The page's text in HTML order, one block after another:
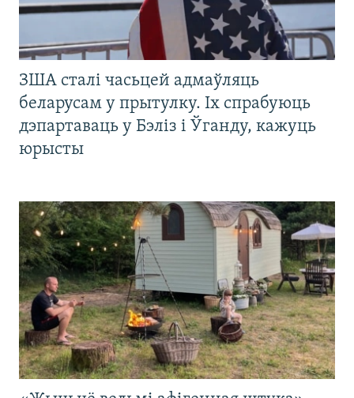
ЗША сталі часьцей адмаўляць
беларусам у прытулку. Іх спрабуюць
дэпартаваць у Бэліз і Ўганду, кажуць
юрысты